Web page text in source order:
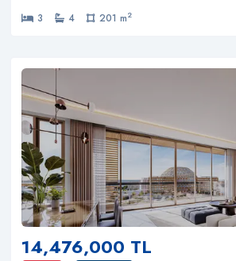
3 4 201 m2
14,476,000 TL